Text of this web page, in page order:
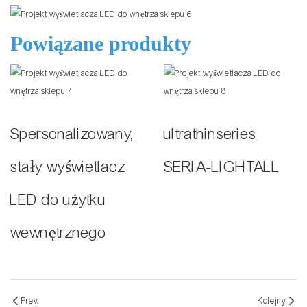
Powiązane produkty
Spersonalizowany,
stały wyświetlacz
LED do użytku
wewnętrznego
ultrathinseries
SERIA-LIGHTALL
Prev. Kolejny